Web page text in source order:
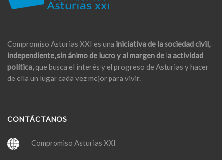
Compromiso Asturias XXI es una iniciativa de la sociedad civil,
independiente, sin ánimo de lucro y al margen de la actividad
política,que busca el interés y el progreso de Asturias y hacer
de ella un lugar cada vez mejor para vivir.
CONTÁCTANOS
Compromiso Asturias XXI